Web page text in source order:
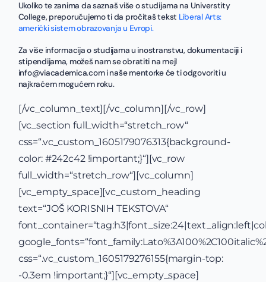
Ukoliko te zanima da saznaš više o studijama na Universtity
College, preporučujemo ti da pročitaš tekst Liberal Arts:
američki sistem obrazovanja u Evropi.
Za više informacija o studijama u inostranstvu, dokumentaciji i
stipendijama, možeš nam se obratiti na mejl
info@viacademica.com i naše mentorke će ti odgovoriti u
najkraćem mogućem roku.
[/vc_column_text][/vc_column][/vc_row]
[vc_section full_width=“stretch_row“
css=“.vc_custom_1605179076313{background-
color: #242c42 !important;}“][vc_row
full_width=“stretch_row“][vc_column]
[vc_empty_space][vc_custom_heading
text=“JOŠ KORISNIH TEKSTOVA“
css=“.vc_custom_1605179276155{margin-top:
-0.3em !important;}“][vc_empty_space]